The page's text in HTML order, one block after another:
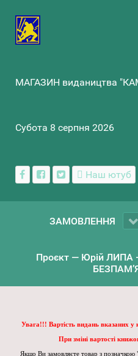
МАГАЗИН видаництва
Субота 8 серпня 2026
Наш ютуб
ЗАМОВЛЕННЯ
Проєкт — Юрій
Увага!!! Вартість видань вказаних у
При зміні вартості
Якщо Ви замовляєте товар з позначкою